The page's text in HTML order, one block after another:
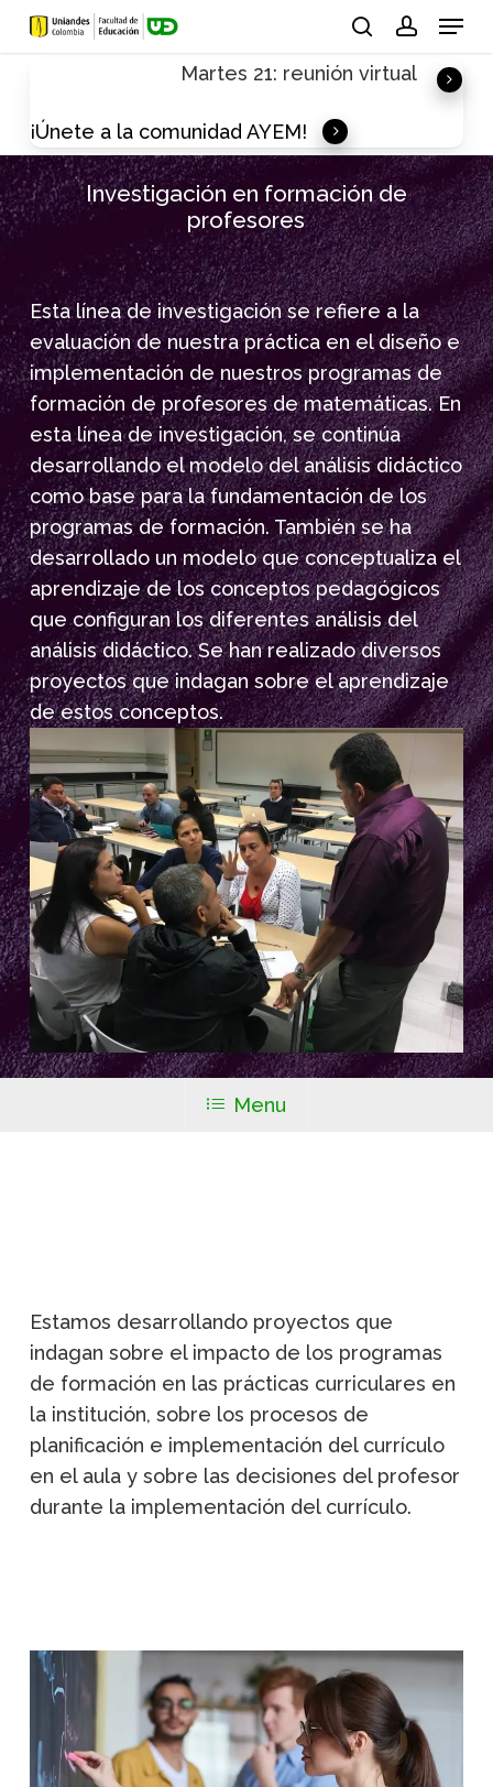
Skip
Menu
Martes 21: reunión virtual
¡Únete a la comunidad AYEM!
Investigación en formación de
profesores
Esta línea de investigación se refiere a la
evaluación de nuestra práctica en el diseño e
implementación de nuestros programas de
formación de profesores de matemáticas. En
esta línea de investigación, se continúa
desarrollando el modelo del análisis didáctico
como base para la fundamentación de los
programas de formación. También se ha
desarrollado un modelo que conceptualiza el
aprendizaje de los conceptos pedagógicos
que configuran los diferentes análisis del
análisis didáctico. Se han realizado diversos
proyectos que indagan sobre el aprendizaje
de estos conceptos.
Menu
Estamos desarrollando proyectos que
indagan sobre el impacto de los programas
de formación en las prácticas curriculares en
la institución, sobre los procesos de
planificación e implementación del currículo
en el aula y sobre las decisiones del profesor
durante la implementación del currículo.